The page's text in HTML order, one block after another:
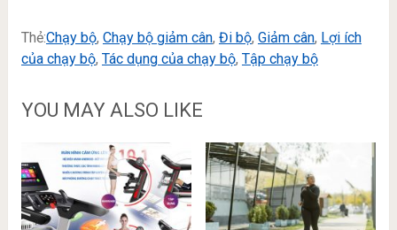
Thẻ:Chạy bộ, Chạy bộ giảm cân, Đi bộ, Giảm cân, Lợi ích
của chạy bộ, Tác dụng của chạy bộ, Tập chạy bộ
YOU MAY ALSO LIKE